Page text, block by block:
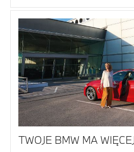
TWOJE BMW MA